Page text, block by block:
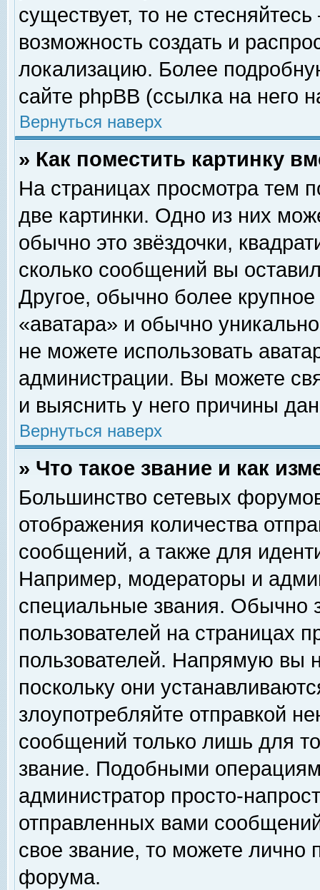
существует, то не
возможность создать и
локализацию. Более
сайте phpBB (ссылка на него
Вернуться наверх
» Как поместить картинку
На страницах просмотра тем
две картинки. Одно из них
обычно это звёздочки,
сколько сообщений вы
Другое, обычно более
«аватара» и обычно
не можете использовать
администрации. Вы можете
и выяснить у него причины
Вернуться наверх
» Что такое звание и как
Большинство сетевых
отображения количества
сообщений, а также для
Например, модераторы и
специальные звания. Обычно
пользователей на страницах
пользователей. Напрямую вы
поскольку они
злоупотребляйте отправкой
сообщений только лишь для
звание. Подобными
администратор просто-
отправленных вами
свое звание, то можете лично
форума.